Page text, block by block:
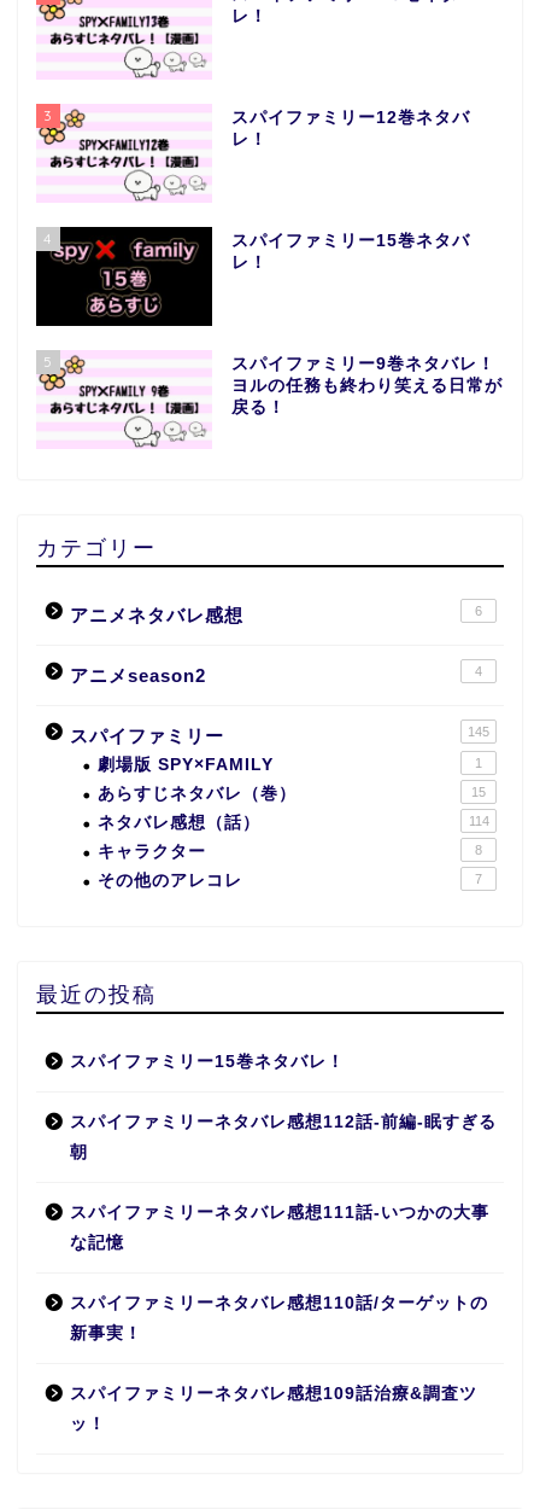
レ！
3
スパイファミリー12巻ネタバ
レ！
4
スパイファミリー15巻ネタバ
レ！
5
スパイファミリー9巻ネタバレ！
ヨルの任務も終わり笑える日常が
戻る！
カテゴリー
アニメネタバレ感想 6
アニメseason2 4
スパイファミリー 145
劇場版 SPY×FAMILY 1
あらすじネタバレ（巻） 15
ネタバレ感想（話） 114
キャラクター 8
その他のアレコレ 7
最近の投稿
スパイファミリー15巻ネタバレ！
スパイファミリーネタバレ感想112話-前編-眠すぎる
朝
スパイファミリーネタバレ感想111話-いつかの大事
な記憶
スパイファミリーネタバレ感想110話/ターゲットの
新事実！
スパイファミリーネタバレ感想109話治療&調査ツ
ッ！